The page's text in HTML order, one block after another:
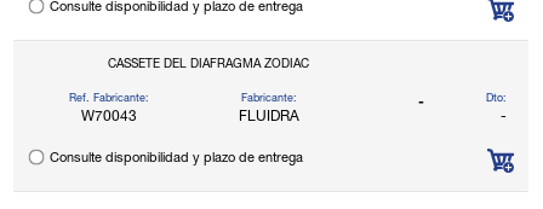
Consulte disponibilidad y plazo de entrega
CASSETE DEL DIAFRAGMA ZODIAC
Ref. Fabricante:
W70043
Fabricante:
FLUIDRA
- Dto:
-
Consulte disponibilidad y plazo de entrega